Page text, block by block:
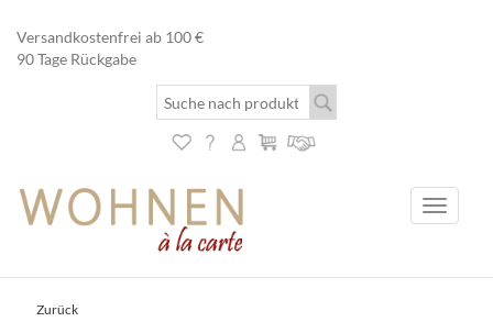
Versandkostenfrei ab 100 €
90 Tage Rückgabe
Toggle
Zurück